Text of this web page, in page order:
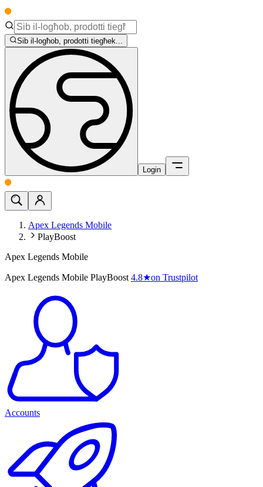
Sib il-logħob, prodotti tiegħek...
Login
Apex Legends Mobile
PlayBoost
Apex Legends Mobile
Apex Legends Mobile PlayBoost 4.8★on Trustpilot
Accounts